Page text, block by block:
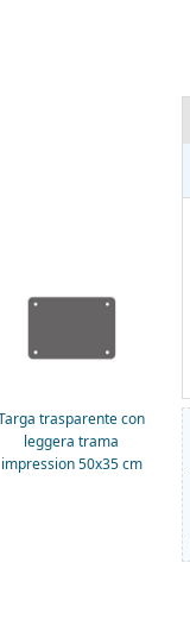
trasparente con
leggera trama
impression 50x35 cm